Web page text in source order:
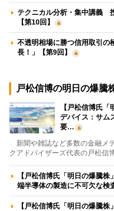
テクニカル分析・集中講義
【第10回】
不透明相場に勝つ信用取引
長！」【第9回】
戸松信博の明日の爆騰
【戸松信博氏
デバイス：サム
要…
新聞や雑誌など多数の金融メ
クアドバイザーズ代表の戸松信
【戸松信博氏「明日の爆騰
端半導体の製造に不可欠な検
【戸松信博氏「明日の爆騰